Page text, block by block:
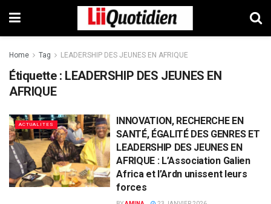
Home Tag LEADERSHIP DES JEUNES EN AFRIQUE
Étiquette : LEADERSHIP DES JEUNES EN
AFRIQUE
ACTUALITES
INNOVATION, RECHERCHE EN
SANTÉ, ÉGALITÉ DES GENRES ET
LEADERSHIP DES JEUNES EN
AFRIQUE : L’Association Galien
Africa et l’Ardn unissent leurs
forces